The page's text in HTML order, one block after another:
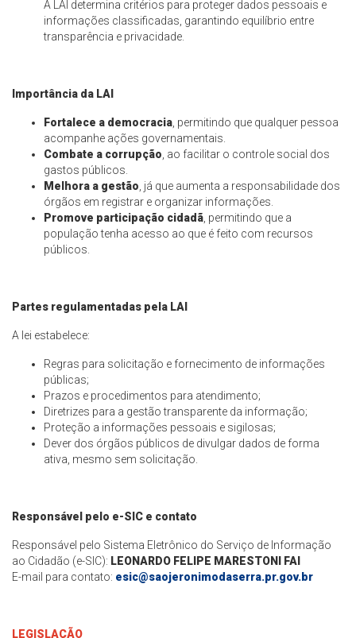
A LAI determina critérios para proteger dados pessoais e
informações classificadas, garantindo equilíbrio entre
transparência e privacidade.
Importância da LAI
Fortalece a democracia , permitindo que qualquer pessoa
acompanhe ações governamentais.
Combate a corrupção , ao facilitar o controle social dos
gastos públicos.
Melhora a gestão , já que aumenta a responsabilidade dos
órgãos em registrar e organizar informações.
Promove participação cidadã , permitindo que a
população tenha acesso ao que é feito com recursos
públicos.
Partes regulamentadas pela LAI
A lei estabelece:
Regras para solicitação e fornecimento de informações
públicas;
Prazos e procedimentos para atendimento;
Diretrizes para a gestão transparente da informação;
Proteção a informações pessoais e sigilosas;
Dever dos órgãos públicos de divulgar dados de forma
ativa, mesmo sem solicitação.
Responsável pelo e-SIC e contato
Responsável pelo Sistema Eletrônico do Serviço de Informação
ao Cidadão (e-SIC): LEONARDO FELIPE MARESTONI FAI
E-mail para contato: esic@saojeronimodaserra.pr.gov.br
LEGISLAÇÃO